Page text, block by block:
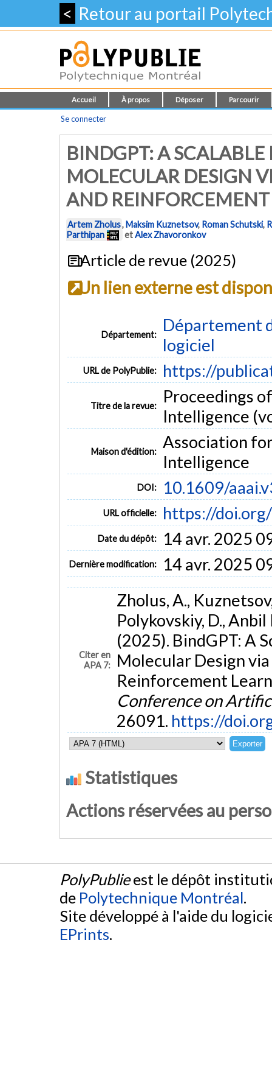
< Retour au portail
Accueil À propos Déposer Parcourir
Se connecter
BINDGPT: A
MOLECULAR DESIGN
AND
Artem Zholus,Maksim Kuznetsov, Roman Schutski,
Parthipan
etAlex Zhavoronkov
Article de revue (2025)
Un lien externe est
Département:
Département
logiciel
URL de PolyPublie: https://
Titre de la revue:
Proceedings
Intelligence
Maison d'édition: Association
Intelligence
DOI: 10.1609/
URL officielle: https://
Date du dépôt: 14 avr. 2025
Dernière modification: 14 avr. 2025
Citer en
APA 7:
Zholus, A.,
Polykovskiy, D.,
(2025). BindGPT: A
Molecular Design
Reinforcement
Conference on
26091. https://
Statistiques
Actions réservées au
PolyPublieest le dépôt
de Polytechnique Montréal.
Site développé à l'aide du
EPrints.